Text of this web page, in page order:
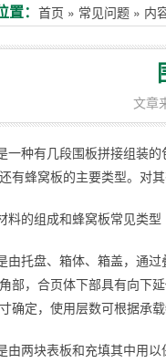
置： 首页 » 常见问题 » 内
文章
一种有几段围板拼接组装
有蜂窝板的主要类型。对
料的组成和蜂窝板常见类型
由托盘、箱体、箱盖，通
部，合页体下部具有向下
确定，使用层数可根据承
由两块表板和充填其中用